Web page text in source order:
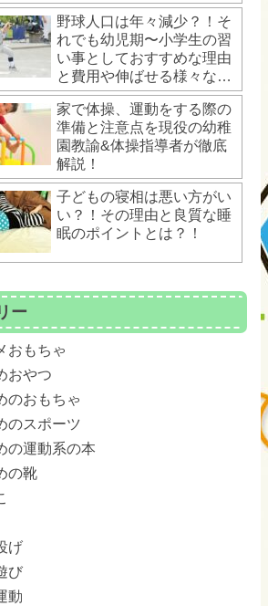
野球人口は年々減少？！そ
れでも幼児期〜小学生の習
い事としておすすめな理由
と費用や伸ばせる様々な運
動能力とは？！
家で体操、運動をする際の
準備と注意点を現役の幼稚
園教諭&体操指導者が徹底
解説！
子どもの寝相は悪い方がい
い？！その理由と良質な睡
眠のポイントとは？！
ー
おもちゃ
おやつ
のおもちゃ
のスポーツ
の運動系の本
の靴
げ
び
動